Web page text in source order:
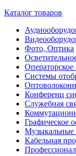
Каталог товаров
Фото, Оптика
Операторское
Системы
Конференц
Служебная
Графическое
Музыкальные
Кабельная